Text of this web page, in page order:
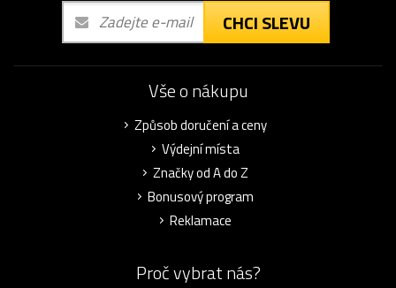
CHCI SLEVU
Vše o nákupu
Způsob doručení a ceny
Výdejní místa
Značky od A do Z
Bonusový program
Reklamace
Proč vybrat nás?